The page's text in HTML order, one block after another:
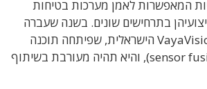
המאפשרות לאמן מערכות בטיחות
בתרחישים שונים. בשנה שעברה
רכשה לדרטק את VayaVision הישראלית, שפיתחה תוכנה
להיתוך חיישנים (sensor fusion), והיא תהיה מעורבת בשיתוף